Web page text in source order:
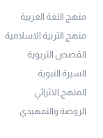
منهج اللغة العربية
منهج التربية الاسلامية
القصص التربوية
السيرة النبوية
المنهج الاثرائي
الروضة والتمهيدي